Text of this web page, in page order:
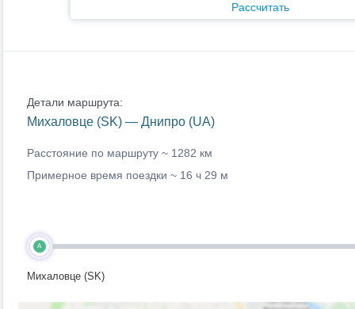
Рассчитать
Детали маршрута:
Михаловце (SK) — Днипро (UA)
Расстояние по маршруту ~ 1282 км
Примерное время поездки ~ 16 ч 29 м
A
Михаловце (SK)